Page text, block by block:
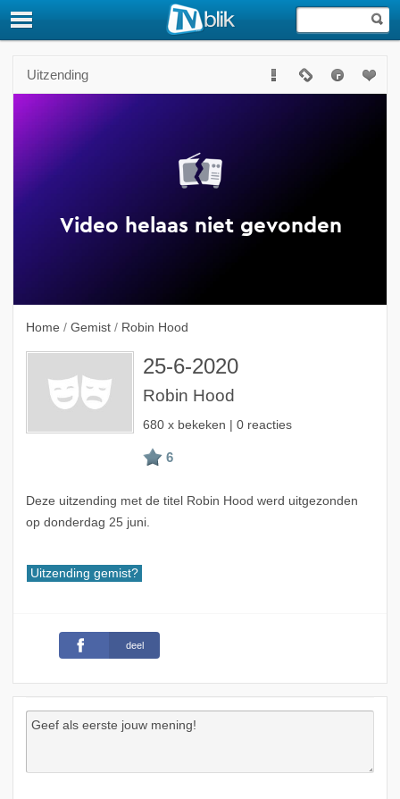
Uitzending
Home / Gemist / Robin Hood
25-6-2020
Robin Hood
680 x bekeken | 0 reacties
Deze uitzending met de titel Robin Hood werd uitgezonden
op donderdag 25 juni.
Uitzending gemist?
deel